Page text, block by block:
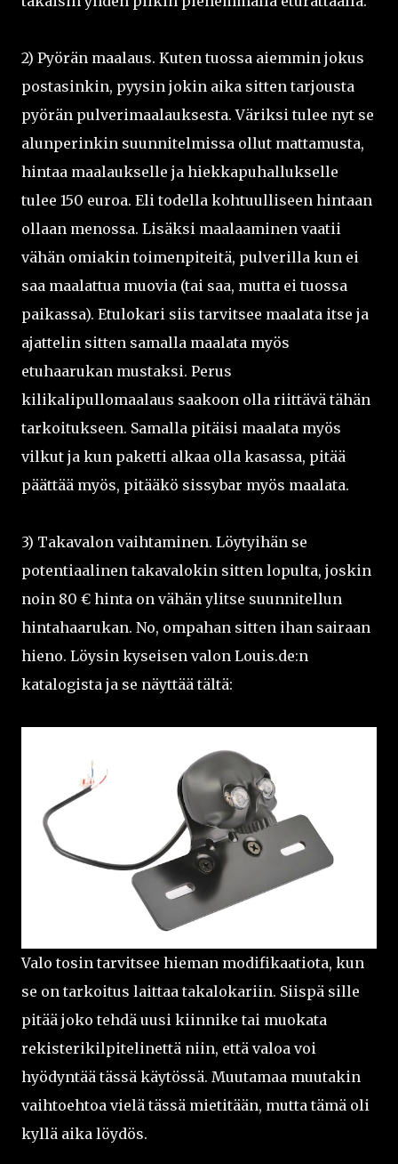
2) Pyörän maalaus. Kuten tuossa aiemmin jokus
postasinkin, pyysin jokin aika sitten tarjousta
pyörän pulverimaalauksesta. Väriksi tulee nyt se
alunperinkin suunnitelmissa ollut mattamusta,
hintaa maalaukselle ja hiekkapuhallukselle
tulee 150 euroa. Eli todella kohtuulliseen hintaan
ollaan menossa. Lisäksi maalaaminen vaatii
vähän omiakin toimenpiteitä, pulverilla kun ei
saa maalattua muovia (tai saa, mutta ei tuossa
paikassa). Etulokari siis tarvitsee maalata itse ja
ajattelin sitten samalla maalata myös
etuhaarukan mustaksi. Perus
kilikalipullomaalaus saakoon olla riittävä tähän
tarkoitukseen. Samalla pitäisi maalata myös
vilkut ja kun paketti alkaa olla kasassa, pitää
päättää myös, pitääkö sissybar myös maalata.
3) Takavalon vaihtaminen. Löytyihän se
potentiaalinen takavalokin sitten lopulta, joskin
noin 80 € hinta on vähän ylitse suunnitellun
hintahaarukan. No, ompahan sitten ihan sairaan
hieno. Löysin kyseisen valon Louis.de:n
katalogista ja se näyttää tältä:
Valo tosin tarvitsee hieman modifikaatiota, kun
se on tarkoitus laittaa takalokariin. Siispä sille
pitää joko tehdä uusi kiinnike tai muokata
rekisterikilpitelinettä niin, että valoa voi
hyödyntää tässä käytössä. Muutamaa muutakin
vaihtoehtoa vielä tässä mietitään, mutta tämä oli
kyllä aika löydös.